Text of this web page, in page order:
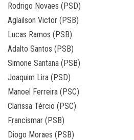
Rodrigo Novaes (PSD)
Aglailson Victor (PSB)
Lucas Ramos (PSB)
Adalto Santos (PSB)
Simone Santana (PSB)
Joaquim Lira (PSD)
Manoel Ferreira (PSC)
Clarissa Tércio (PSC)
Francismar (PSB)
Diogo Moraes (PSB)